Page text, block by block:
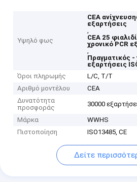
Υψηλό φως
CEA
εξαρτήσεις
,
CEA 25
χρονικό PCR
,
Πραγματικός -
εξαρτήσεις
Όροι πληρωμής
L/C, T/T
Αριθμό μοντέλου
CEA
Δυνατότητα
προσφοράς
30000
Μάρκα
WWHS
Πιστοποίηση
ISO13485, CE
Δείτε